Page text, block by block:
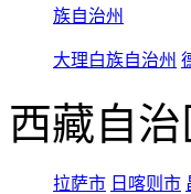
族自治州
大理白族自治州
西藏自治
拉萨市 日喀则市